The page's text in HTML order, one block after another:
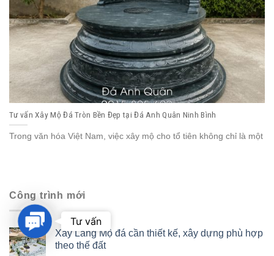
Tư vấn Xây Mộ Đá Tròn Bền Đẹp tại Đá Anh Quân Ninh Bình
Trong văn hóa Việt Nam, việc xây mộ cho tổ tiên không chỉ là một
Công trình mới
Xây Lăng Mộ đá cần thiết kế, xây dựng phù hợp
theo thế đất
Contact
Us
Tư vấn